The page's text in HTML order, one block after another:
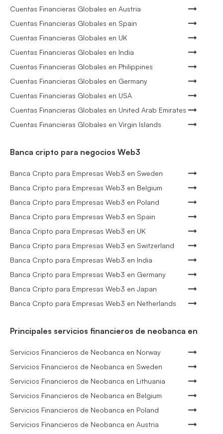
Cuentas Financieras Globales en Austria
Cuentas Financieras Globales en Spain
Cuentas Financieras Globales en UK
Cuentas Financieras Globales en India
Cuentas Financieras Globales en Philippines
Cuentas Financieras Globales en Germany
Cuentas Financieras Globales en USA
Cuentas Financieras Globales en United Arab Emirates
Cuentas Financieras Globales en Virgin Islands
Banca cripto para negocios Web3
Banca Cripto para Empresas Web3 en Sweden
Banca Cripto para Empresas Web3 en Belgium
Banca Cripto para Empresas Web3 en Poland
Banca Cripto para Empresas Web3 en Spain
Banca Cripto para Empresas Web3 en UK
Banca Cripto para Empresas Web3 en Switzerland
Banca Cripto para Empresas Web3 en India
Banca Cripto para Empresas Web3 en Germany
Banca Cripto para Empresas Web3 en Japan
Banca Cripto para Empresas Web3 en Netherlands
Principales servicios financieros de neobanca en
Servicios Financieros de Neobanca en Norway
Servicios Financieros de Neobanca en Sweden
Servicios Financieros de Neobanca en Lithuania
Servicios Financieros de Neobanca en Belgium
Servicios Financieros de Neobanca en Poland
Servicios Financieros de Neobanca en Austria